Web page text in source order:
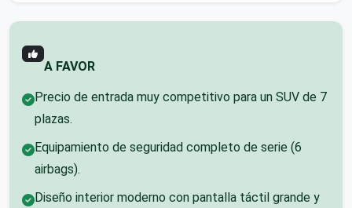
A FAVOR
Precio de entrada muy competitivo para un SUV de 7
plazas.
Equipamiento de seguridad completo de serie (6
airbags).
Diseño interior moderno con pantalla táctil grande y